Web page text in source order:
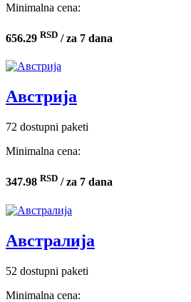
Minimalna cena:
656.29 RSD / za 7 dana
Австрија
72 dostupni paketi
Minimalna cena:
347.98 RSD / za 7 dana
Австралија
52 dostupni paketi
Minimalna cena: